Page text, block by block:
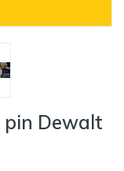
pin Dewalt